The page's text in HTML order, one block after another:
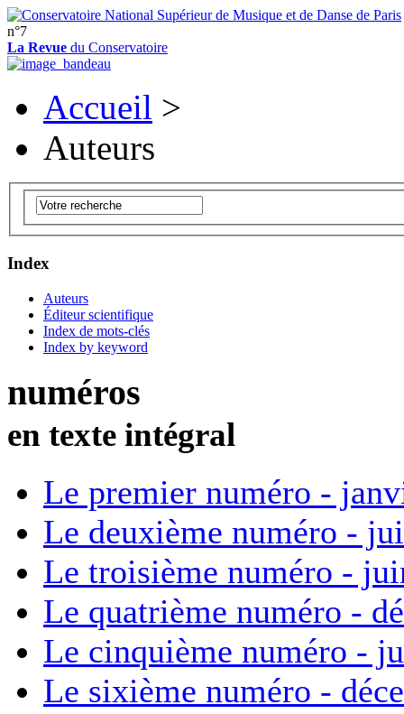
n°7
La Revue du Conservatoire
Accueil >
Auteurs
Index
Auteurs
Éditeur scientifique
Index de mots-clés
Index by keyword
numéros
en texte intégral
Le premier numéro -
Le deuxième numéro -
Le troisième numéro -
Le quatrième numéro -
Le cinquième numéro -
Le sixième numéro -